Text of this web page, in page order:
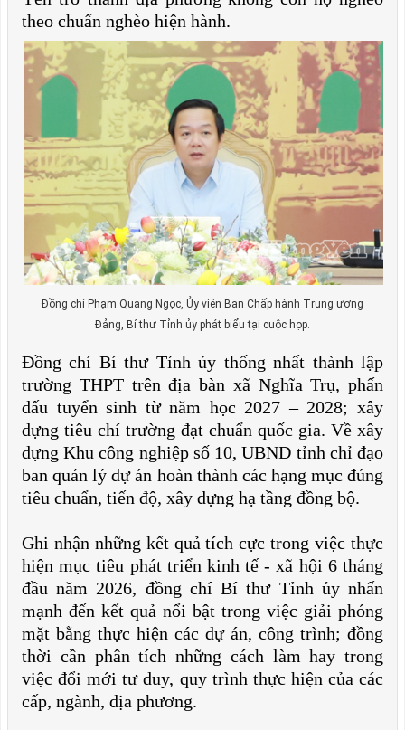
theo chuẩn nghèo hiện hành.
Đồng chí Phạm Quang Ngọc, Ủy viên Ban Chấp hành Trung ương
Đảng, Bí thư Tỉnh ủy phát biểu tại cuộc họp.
Đồng chí Bí thư Tỉnh ủy thống nhất thành lập
trường THPT trên địa bàn xã Nghĩa Trụ, phấn
đấu tuyển sinh từ năm học 2027 – 2028; xây
dựng tiêu chí trường đạt chuẩn quốc gia. Về xây
dựng Khu công nghiệp số 10, UBND tỉnh chỉ đạo
ban quản lý dự án hoàn thành các hạng mục đúng
tiêu chuẩn, tiến độ, xây dựng hạ tầng đồng bộ.
Ghi nhận những kết quả tích cực trong việc thực
hiện mục tiêu phát triển kinh tế - xã hội 6 tháng
đầu năm 2026, đồng chí Bí thư Tỉnh ủy nhấn
mạnh đến kết quả nổi bật trong việc giải phóng
mặt bằng thực hiện các dự án, công trình; đồng
thời cần phân tích những cách làm hay trong
việc đổi mới tư duy, quy trình thực hiện của các
cấp, ngành, địa phương.